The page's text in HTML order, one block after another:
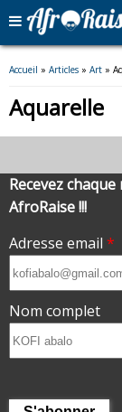
Vous êtes ici
Accueil » Articles » Art »
Aquarelle
Recevez
AfroRaise !!!
Adresse email *
Nom complet